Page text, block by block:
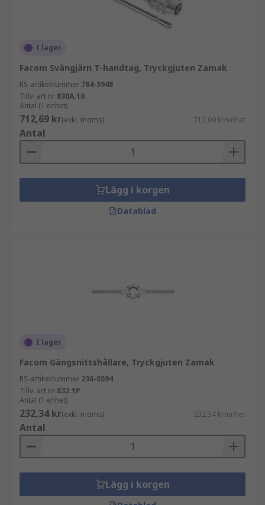
I lager
Facom Svängjärn T-handtag, Tryckgjuten Zamak
RS-artikelnummer 784-5948
Tillv. art.nr 830A.10
Antal (1 enhet)
712,69 kr(exkl. moms) 712,69 kr/enhet
Antal
Lägg i korgen
Datablad
I lager
Facom Gängsnittshållare, Tryckgjuten Zamak
RS-artikelnummer 236-0594
Tillv. art.nr 832.1P
Antal (1 enhet)
232,34 kr(exkl. moms) 232,34 kr/enhet
Antal
Lägg i korgen